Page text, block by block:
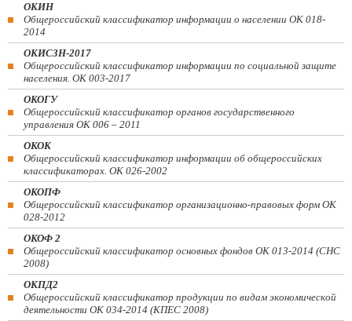
ОКИН
Общероссийский классификатор информации о населении ОК 018-
2014
ОКИСЗН-2017
Общероссийский классификатор информации по социальной защите
населения. ОК 003-2017
ОКОГУ
Общероссийский классификатор органов государственного
управления ОК 006 – 2011
ОКОК
Общероссийский классификатор информации об общероссийских
классификаторах. ОК 026-2002
ОКОПФ
Общероссийский классификатор организационно-правовых форм ОК
028-2012
ОКОФ 2
Общероссийский классификатор основных фондов ОК 013-2014 (СНС
2008)
ОКПД2
Общероссийский классификатор продукции по видам экономической
деятельности ОК 034-2014 (КПЕС 2008)